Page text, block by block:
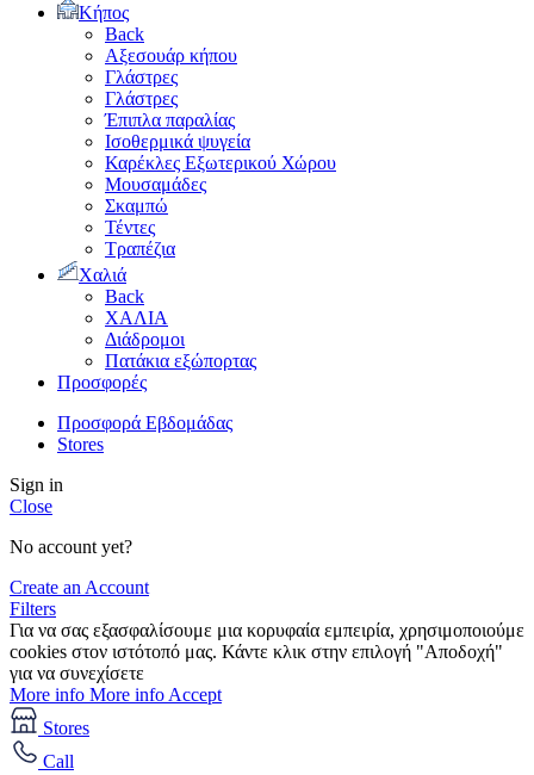
Κήπος
Back
Αξεσουάρ κήπου
Γλάστρες
Γλάστρες
Έπιπλα παραλίας
Ισοθερμικά ψυγεία
Καρέκλες Εξωτερικού Χώρου
Μουσαμάδες
Σκαμπώ
Τέντες
Τραπέζια
Χαλιά
Back
ΧΑΛΙΑ
Διάδρομοι
Πατάκια εξώπορτας
Προσφορές
Προσφορά Εβδομάδας
Stores
Sign in
Close
No account yet?
Create an Account
Filters
Για να σας εξασφαλίσουμε μια κορυφαία εμπειρία, χρησιμοποιούμε
cookies στον ιστότοπό μας. Κάντε κλικ στην επιλογή "Αποδοχή"
για να συνεχίσετε
More info More info Accept
Stores
Call